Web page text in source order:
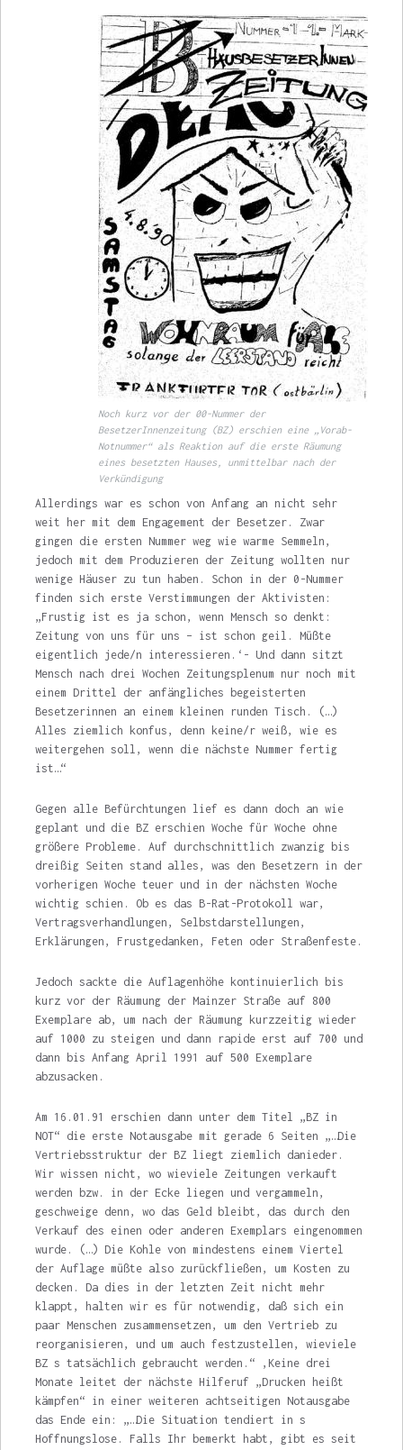
Noch kurz vor der 00-Nummer der
BesetzerInnenzeitung (BZ) erschien eine „Vorab-
Notnummer“ als Reaktion auf die erste Räumung
eines besetzten Hauses, unmittelbar nach der
Verkündigung
Allerdings war es schon von Anfang an nicht sehr
weit her mit dem Engagement der Besetzer. Zwar
gingen die ersten Nummer weg wie warme Semmeln,
jedoch mit dem Produzieren der Zeitung wollten nur
wenige Häuser zu tun haben. Schon in der 0-Nummer
finden sich erste Verstimmungen der Aktivisten:
„Frustig ist es ja schon, wenn Mensch so denkt:
Zeitung von uns für uns – ist schon geil. Müßte
eigentlich jede/n interessieren.‘- Und dann sitzt
Mensch nach drei Wochen Zeitungsplenum nur noch mit
einem Drittel der anfängliches begei­sterten
Besetzerinnen an einem kleinen runden Tisch. (…)
Alles ziemlich konfus, denn keine/r weiß, wie es
weitergehen soll, wenn die näch­ste Nummer fertig
ist…“
Gegen alle Befürchtungen lief es dann doch an wie
geplant und die BZ erschien Woche für Woche ohne
größere Probleme. Auf durch­schnittlich zwanzig bis
dreißig Seiten stand alles, was den Besetzern in der
vorherigen Woche teuer und in der nächsten Woche
wich­tig schien. Ob es das B-Rat-Protokoll war,
Vertragsverhandlungen, Selbstdarstellungen,
Erklärungen, Frustgedanken, Feten oder Straßenfeste.
Jedoch sackte die Auflagenhöhe kon­tinuierlich bis
kurz vor der Räumung der Main­zer Straße auf 800
Exemplare ab, um nach der Räumung kurzzeitig wieder
auf 1000 zu steigen und dann rapide erst auf 700 und
dann bis Anfang April 1991 auf 500 Exemplare
abzusacken.
Am 16.01.91 erschien dann unter dem Titel „BZ in
NOT“ die erste Notausgabe mit gerade 6 Seiten „…Die
Vertriebsstruktur der BZ liegt ziemlich danieder.
Wir wissen nicht, wo wieviele Zeitungen verkauft
werden bzw. in der Ecke liegen und vergammeln,
geschweige denn, wo das Geld bleibt, das durch den
Verkauf des einen oder anderen Exemplars eingenommen
wurde. (…) Die Kohle von mindestens einem Viertel
der Auflage müßte also zurückfließen, um Kosten zu
decken. Da dies in der letzten Zeit nicht mehr
klappt, halten wir es für notwendig, daß sich ein
paar Menschen zusammensetzen, um den Vertrieb zu
reorganisieren, und um auch festzustellen, wieviele
BZ s tatsächlich gebraucht werden.“ ‚Keine drei
Monate leitet der nächste Hilferuf „Drucken heißt
kämpfen“ in einer weiteren achtseitigen Notausgabe
das Ende ein: „…Die Situation tendiert in s
Hoffnungs­lose. Falls Ihr bemerkt habt, gibt es seit